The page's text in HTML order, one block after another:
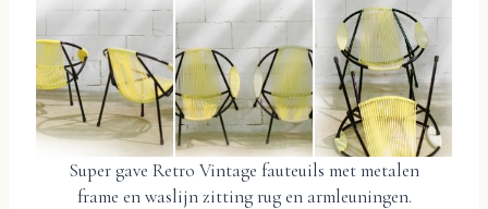
Super gave Retro Vintage fauteuils met metalen
frame en waslijn zitting rug en armleuningen.